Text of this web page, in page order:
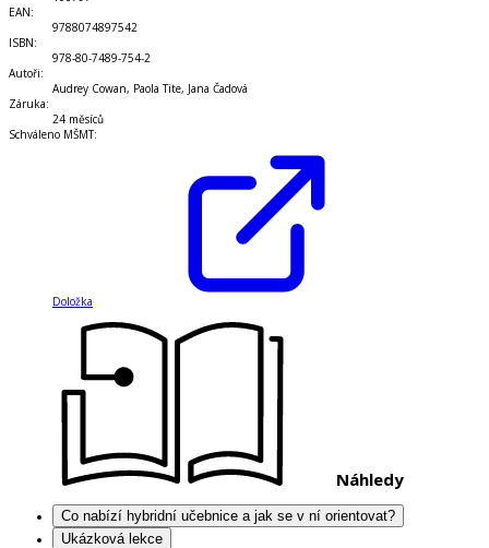
EAN:
9788074897542
ISBN:
978-80-7489-754-2
Autoři:
Audrey Cowan, Paola Tite, Jana Čadová
Záruka:
24 měsíců
Schváleno MŠMT:
Doložka
Náhledy
Co nabízí hybridní učebnice a jak se v ní orientovat?
Ukázková lekce